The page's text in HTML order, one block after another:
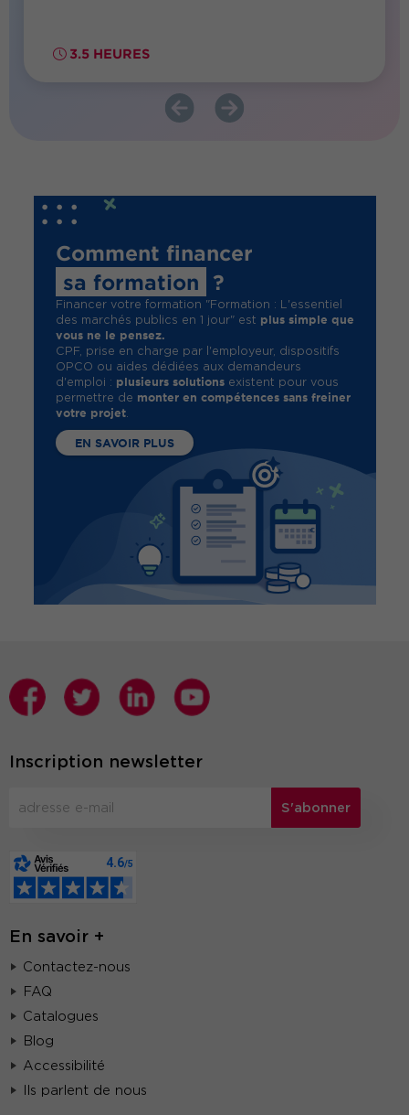
3.5 HEURES
Comment financer
sa formation
?
Financer votre formation "Formation : L'essentiel
des marchés publics en 1 jour" est plus simple que
vous ne le pensez.
CPF, prise en charge par l'employeur, dispositifs
OPCO ou aides dédiées aux demandeurs
d'emploi : plusieurs solutionsexistent pour vous
permettre de monter en compétences sans freiner
votre projet.
EN SAVOIR PLUS
Inscription newsletter
S'abonner
En savoir +
Contactez-nous
FAQ
Catalogues
Blog
Accessibilité
Ils parlent de nous